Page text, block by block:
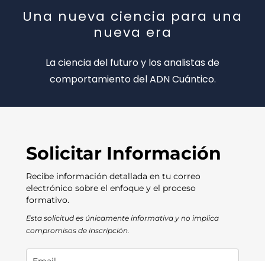
Una nueva ciencia para una
nueva era
La ciencia del futuro y los analistas de
comportamiento del ADN Cuántico.